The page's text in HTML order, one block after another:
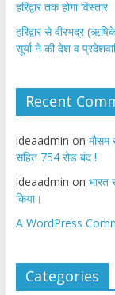
हरिद्वार तक होगा विस्तार
​हरिद्वार से वीरभद्र
सूर्या ने की देश व
Recent
ideaadmin on मौसम
सहित 754 रोड बंद !
ideaadmin on भारत
किया।
A WordPress
Categories